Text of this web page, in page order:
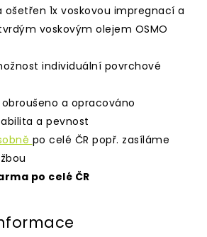
1x voskovou impregnací a
voskovým olejem OSMO
individuální povrchové
a opracováno
a pevnost
po celé ČR popř. zasíláme
po celé ČR